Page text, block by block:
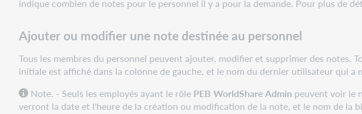
Regarder
vidéo
Em
emprunteur :
Demandes
de
PEB
indique combien de notes pour le personnel il y a pour la demande. Pour plus de
Ajouter ou modifier une note destinée au personnel
Tous les membres du personnel peuvent ajouter, modifier et supprimer des notes.
initiale est affiché dans la colonne de gauche, et le nom du dernier utilisateur qui
Note. - Seuls les employés ayant le rôle PEB WorldShare Admin peuvent voir le
verront la date et l'heure de la création ou modification de la note, et le nom de la